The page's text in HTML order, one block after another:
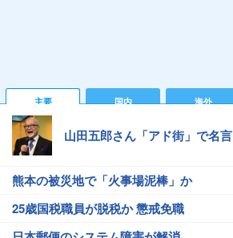
主要 国内 海外
山田五郎さん「アド街」で名言
熊本の被災地で「火事場泥棒」か
25歳国税職員が脱税か 懲戒免職